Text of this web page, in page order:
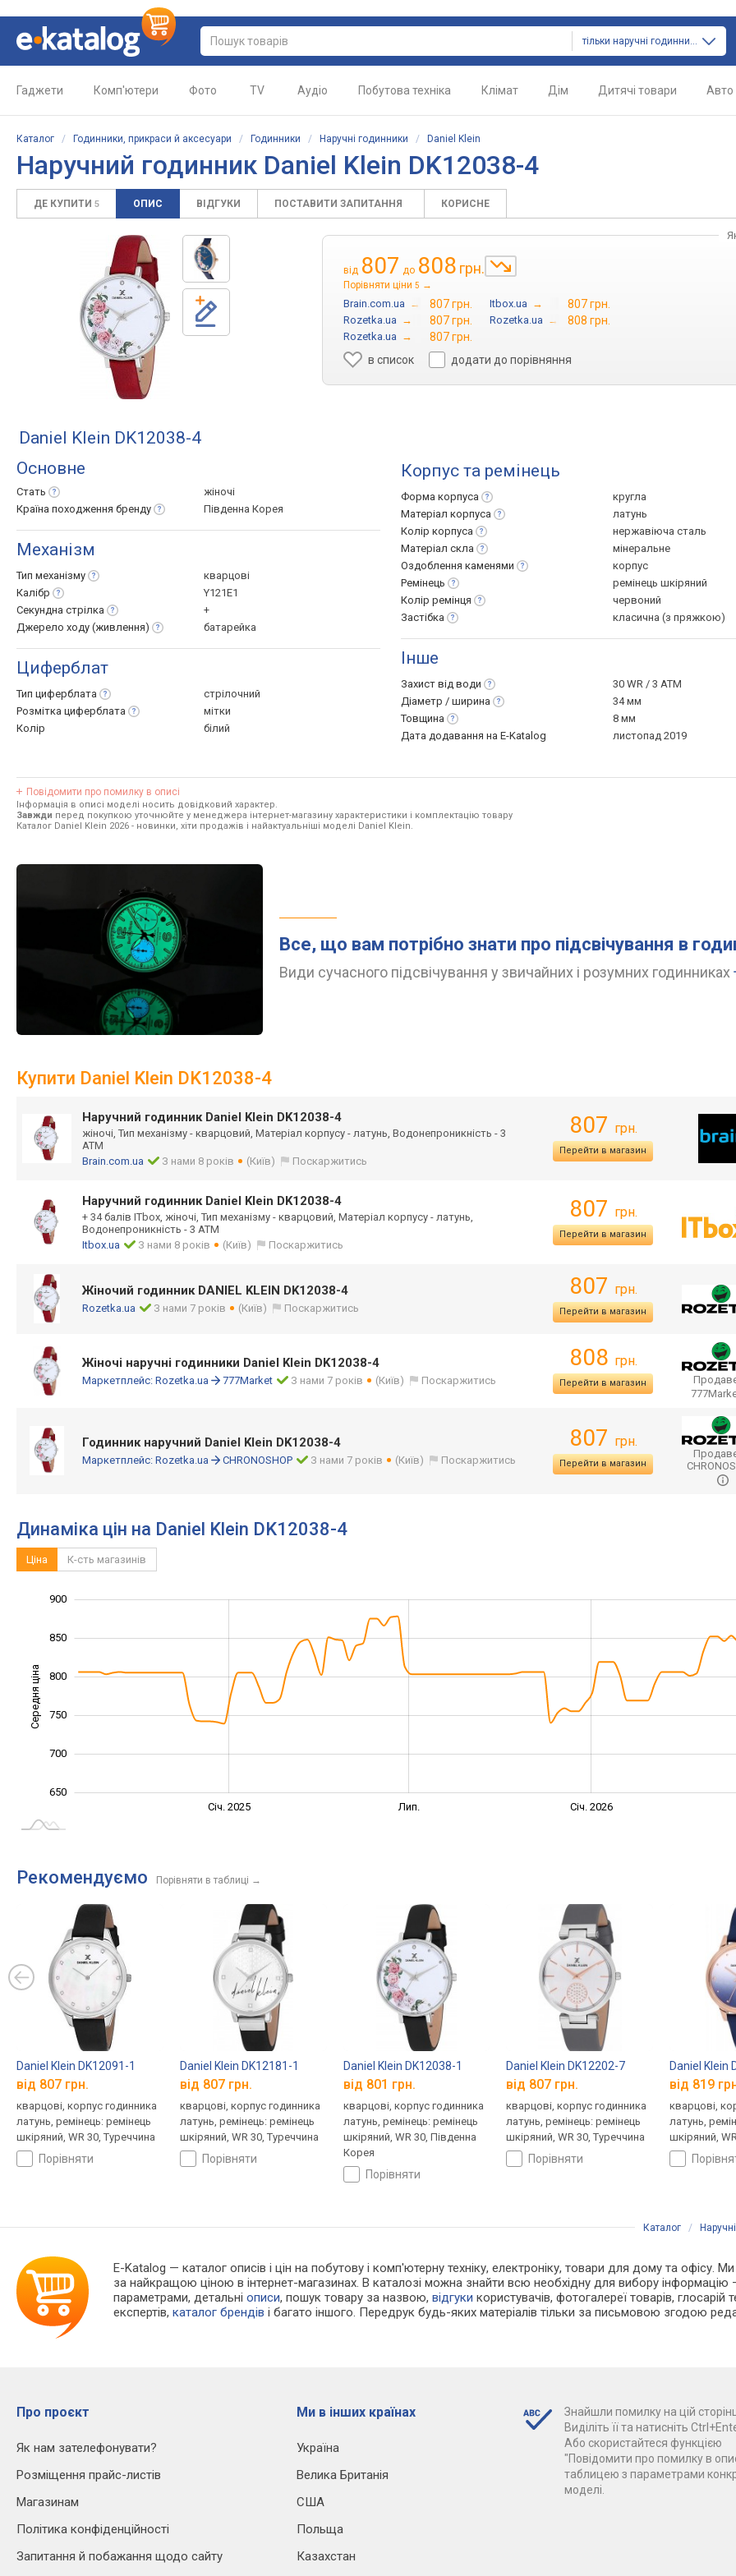
тільки наручні годинники
Гаджети Комп'ютери Фото TV Аудіо Побутова техніка Клімат Дім Дитячі товари Авто
Каталог / Годинники, прикраси й аксесуари / Годинники / Наручні годинники / Daniel Klein
Наручний годинник Daniel Klein DK12038-4
ДЕ КУПИТИ 5 ОПИС ВІДГУКИ ПОСТАВИТИ ЗАПИТАННЯ КОРИСНЕ
від 807 до 808 грн.
Порівняти ціни 5 →
Brain.com.ua → 807 грн. Itbox.ua → 807 грн.
Rozetka.ua → 807 грн. Rozetka.ua → 808 грн.
Rozetka.ua →
807 грн.
в список
додати до порівняння
Daniel Klein DK12038-4
Основне
Стать
жіночі
Країна походження бренду Південна Корея
Механізм
Тип механізму
кварцові
Калібр
Y121E1
Секундна стрілка
+
Джерело ходу (живлення) батарейка
Циферблат
Тип циферблата
стрілочний
Розмітка циферблата
мітки
Колір
білий
Корпус та ремінець
Форма корпуса
кругла
Матеріал корпуса
латунь
Колір корпуса
нержавіюча сталь
Матеріал скла
мінеральне
Оздоблення каменями
корпус
Ремінець
ремінець шкіряний
Колір ремінця
червоний
Застібка
класична (з пряжкою)
Інше
Захист від води
30 WR / 3 ATM
Діаметр / ширина
34 мм
Товщина
8 мм
Дата додавання на E-Katalog
листопад 2019
Повідомити про помилку в описі
Інформація в описі моделі носить довідковий характер.
Завжди перед покупкою уточнюйте у менеджера інтернет-магазину характеристики і комплектацію товару
Каталог Daniel Klein 2026 - новинки, хіти продажів і найактуальніші моделі Daniel Klein.
Все, що вам потрібно знати про підсвічування в
Види сучасного підсвічування у звичайних і розумних годинниках
Купити Daniel Klein DK12038-4
Наручний годинник Daniel Klein DK12038-4
жіночі, Тип механізму - кварцовий, Матеріал корпусу - латунь, Водонепроникність - 3
АТМ
Brain.com.ua
З нами 8 років (Київ) Поскаржитись
807 грн.
Перейти в магазин
Наручний годинник Daniel Klein DK12038-4
+ 34 балів ITbox, жіночі, Тип механізму - кварцовий, Матеріал корпусу - латунь,
Водонепроникність - 3 АТМ
Itbox.ua
З нами 8 років (Київ) Поскаржитись
807 грн.
Перейти в магазин
Жіночий годинник DANIEL KLEIN DK12038-4
Rozetka.ua З нами 7 років (Київ) Поскаржитись
807 грн.
Перейти в магазин
Жіночі наручні годинники Daniel Klein DK12038-4
Маркетплейс: Rozetka.ua 777Market З нами 7 років (Київ) Поскаржитись
808 грн.
Перейти в магазин
Годинник наручний Daniel Klein DK12038-4
Маркетплейс: Rozetka.ua CHRONOSHOP З нами 7 років (Київ) Поскаржитись
807 грн.
Перейти в магазин
Динаміка цін на Daniel Klein DK12038-4
Ціна К-сть магазинів
Середня ціна
650
700
750
800
850
900
Січ. 2025 Лип. Січ. 2026
Рекомендуємо Порівняти в таблиці →
Daniel Klein DK12091-1
від 807 грн.
кварцові, корпус годинника
латунь, ремінець: ремінець
шкіряний, WR 30, Туреччина
порівняти
Daniel Klein DK12181-1
від 807 грн.
кварцові, корпус годинника
латунь, ремінець: ремінець
шкіряний, WR 30, Туреччина
порівняти
Daniel Klein DK12038-1
від 801 грн.
кварцові, корпус годинника
латунь, ремінець: ремінець
шкіряний, WR 30, Південна
Корея
порівняти
Daniel Klein DK12202-7
від 807 грн.
кварцові, корпус годинника
латунь, ремінець: ремінець
шкіряний, WR 30, Туреччина
порівняти
Daniel Klein
від 819
кварцові,
латунь,
шкіряний,
Каталог /
E-Katalog — каталог описів і цін на побутову і комп'ютерну техніку, електроніку, товари для дому та офісу.
за найкращою ціною в інтернет-магазинах. В каталозі можна знайти всю необхідну для вибору
параметрами, детальніописи, пошук товару за назвою,відгуки користувачів, фотогалереї товарів, глосарій
експертів,каталог брендів і багато іншого. Передрук будь-яких матеріалів тільки за письмовою згодою
Про проєкт
Як нам зателефонувати?
Розміщення прайс-листів
Магазинам
Політика конфіденційності
Запитання й побажання щодо сайту
Ми в інших країнах
Україна
Велика Британія
США
Польща
Казахстан
Знайшли помилку на цій
Виділіть її та натисніть
Або скористайтеся функцією
"Повідомити про помилку в
таблицею з параметрами
моделі.